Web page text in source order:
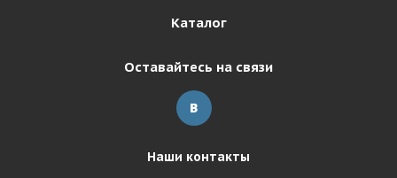
Каталог
Оставайтесь на связи
Наши контакты